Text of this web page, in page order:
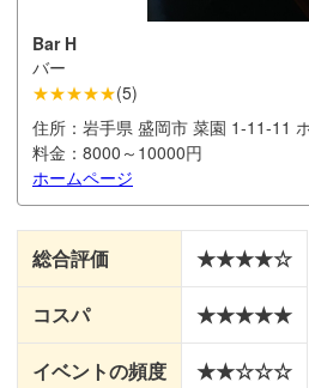
Bar H
バー
★★★★★(5)
住所： 岩手県 盛岡市 菜園 1-11-11
料金： 8000～10000円
ホームページ
総合評価 ★★★★☆
コスパ ★★★★★
イベントの頻度 ★★☆☆☆